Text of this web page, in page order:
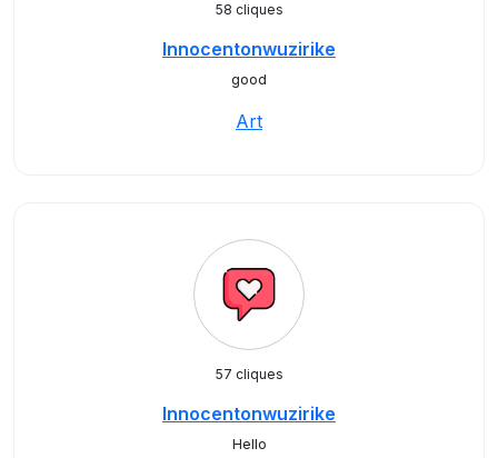
58 cliques
Innocentonwuzirike
good
Art
57 cliques
Innocentonwuzirike
Hello